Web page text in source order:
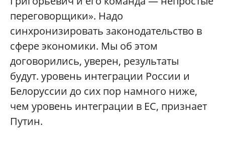
переговорщики». Надо
синхронизировать законодательство в
сфере экономики. Мы об этом
договорились, уверен, результаты
будут. уровень интеграции России и
Белоруссии до сих пор намного ниже,
чем уровень интеграции в ЕС, признает
Путин.